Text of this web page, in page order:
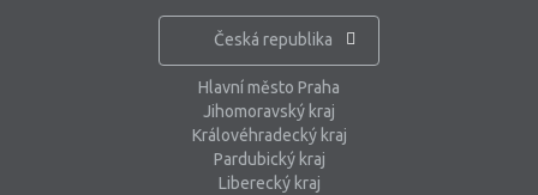
Česká republika
Hlavní město Praha
Jihomoravský kraj
Královéhradecký kraj
Pardubický kraj
Liberecký kraj